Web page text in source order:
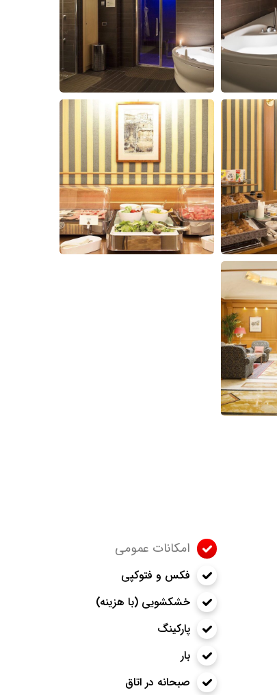
امکانات عمومی
فکس و فتوکپی
خشکشویی (با هزینه)
پارکینگ
بار
صبحانه در اتاق